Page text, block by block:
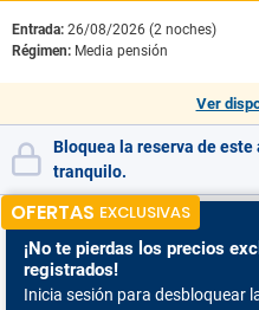
Entrada: 26/08/2026 (2 noches)
Régimen: Media pensión
Ver
Bloquea la reserva de
tranquilo.
OFERTAS EXCLUSIVAS
¡No te pierdas los precios
registrados!
Inicia sesión para desbloquear